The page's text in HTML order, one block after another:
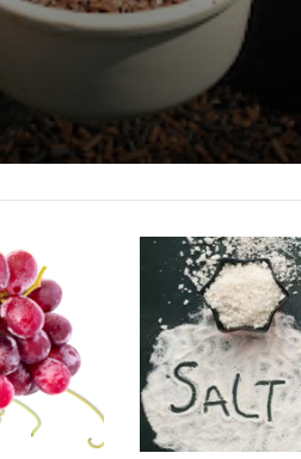
للجسم
تناول
العنب
الأحمر
؟